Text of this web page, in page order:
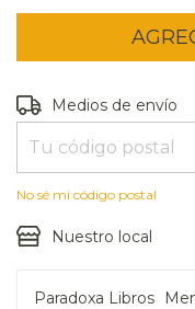
Entregas para el CP:
Medios de envío
No sé mi código postal
Nuestro local
Paradoxa Libros